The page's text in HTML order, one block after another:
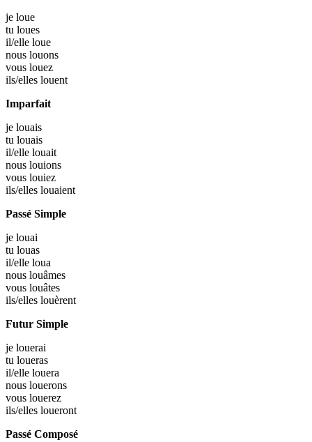
je loue
tu loues
il/elle loue
nous louons
vous louez
ils/elles louent
Imparfait
je louais
tu louais
il/elle louait
nous louions
vous louiez
ils/elles louaient
Passé Simple
je louai
tu louas
il/elle loua
nous louâmes
vous louâtes
ils/elles louèrent
Futur Simple
je louerai
tu loueras
il/elle louera
nous louerons
vous louerez
ils/elles loueront
Passé Composé